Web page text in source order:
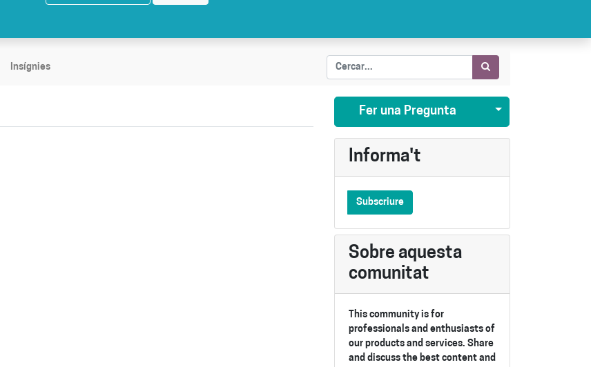
Insígnies
Fer una Pregunta Seleccionar
Informa't
Subscriure
Sobre aquesta
comunitat
This community is for
professionals and enthusiasts of
our products and services. Share
and discuss the best content and